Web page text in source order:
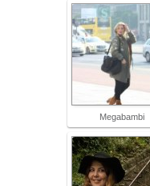
Megabambi